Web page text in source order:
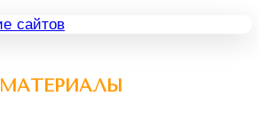
МАТЕРИАЛЫ